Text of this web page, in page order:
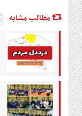
ما
اخبار
سایت
شهرستان
راور
درباره
مطالب مشابه